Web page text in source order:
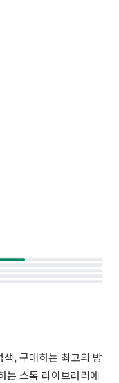
, 구매하는 최고의 방
는 스톡 라이브러리에